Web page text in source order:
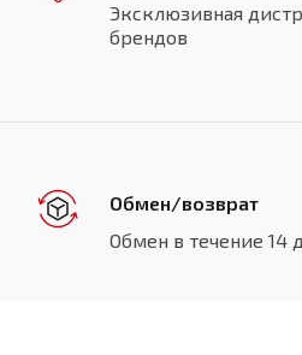
Эксклюзивная
брендов
Обмен/возврат
Обмен в течение 14